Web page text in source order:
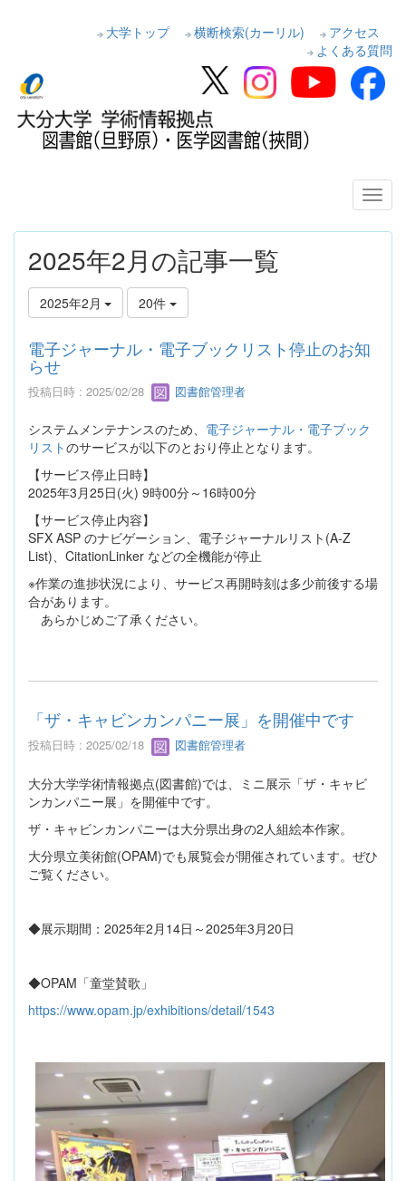
大学トップ 横断検索(カーリル)
アクセス
よくある質問
2025年2月の記事一覧
2025年2月 20件
電子ジャーナル・電子ブックリスト停止のお知
らせ
投稿日時 : 2025/02/28 図書館管理者
システムメンテナンスのため、 電子ジャーナル・電子ブック
リストのサービスが以下のとおり停止となります。
【サービス停止日時】
2025年3月25日(火) 9時00分～16時00分
【サービス停止内容】
SFX ASP のナビゲーション、電子ジャーナルリスト(A-Z
List)、CitationLinker などの全機能が停止
※作業の進捗状況により、サービス再開時刻は多少前後する場
合があります。
あらかじめご了承ください。
「ザ・キャビンカンパニー展」を開催中です
投稿日時 : 2025/02/18 図書館管理者
大分大学学術情報拠点(図書館)では、ミニ展示「ザ・キャビ
ンカンパニー展」を開催中です。
ザ・キャビンカンパニーは大分県出身の2人組絵本作家。
大分県立美術館(OPAM)でも展覧会が開催されています。ぜひ
ご覧ください。
◆展示期間：2025年2月14日～2025年3月20日
◆OPAM「童堂賛歌」
https://www.opam.jp/exhibitions/detail/1543